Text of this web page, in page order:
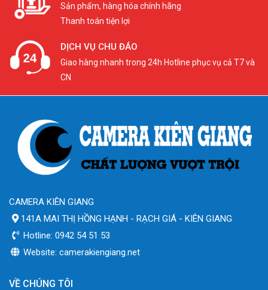
Sản phẩm, hàng hóa chính hãng
Thanh toán tiện lợi
DỊCH VỤ CHU ĐÁO
Giao hàng nhanh trong 24h Hotline phục vụ cả T7 và
CN
CAMERA KIÊN GIANG
141A MAI THỊ HỒNG HẠNH - RẠCH GIÁ - KIÊN GIANG
Hotline: 0942 54 51 53
Website: camerakiengiang.net
VỀ CHÚNG TÔI